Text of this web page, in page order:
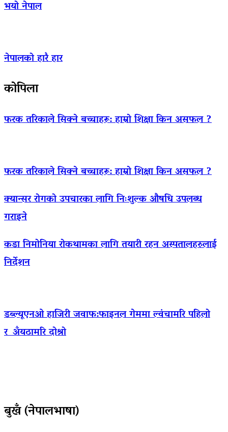
भयो नेपाल
नेपालको हारै हार
कोपिला
फरक तरिकाले सिक्ने बच्चाहरू: हाम्रो शिक्षा किन असफल ?
फरक तरिकाले सिक्ने बच्चाहरू: हाम्रो शिक्षा किन असफल ?
क्यान्सर रोगको उपचारका लागि निःशुल्क औषधि उपलब्ध
गराइने
कडा निमोनिया रोकथामका लागि तयारी रहन अस्पतालहरुलाई
निर्देशन
डब्ल्यूएनओ हाजिरी जवाफ:फाइनल गेममा ल्वंचामरि पहिलो
र अँयठामरि दोश्रो
बुखँ (नेपालभाषा)